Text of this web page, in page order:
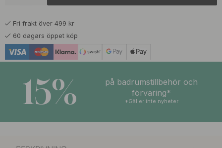
I lager
Northern Dawn
Fri frakt över 499 kr
60 dagars öppet köp
15%
på badrumstillbehör och
förvaring*
*Gäller inte nyheter